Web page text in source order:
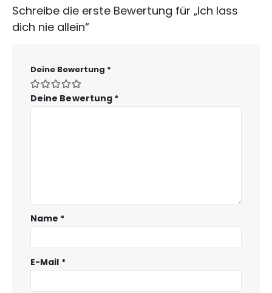
Schreibe die erste Bewertung für „Ich lass
dich nie allein“
Deine Bewertung *
Deine Bewertung *
Name *
E-Mail *